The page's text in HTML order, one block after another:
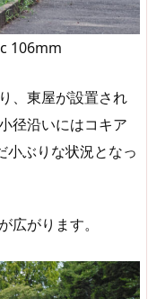
106mm
、東屋が設置され
径沿いにはコキア
小ぶりな状況となっ
がります。